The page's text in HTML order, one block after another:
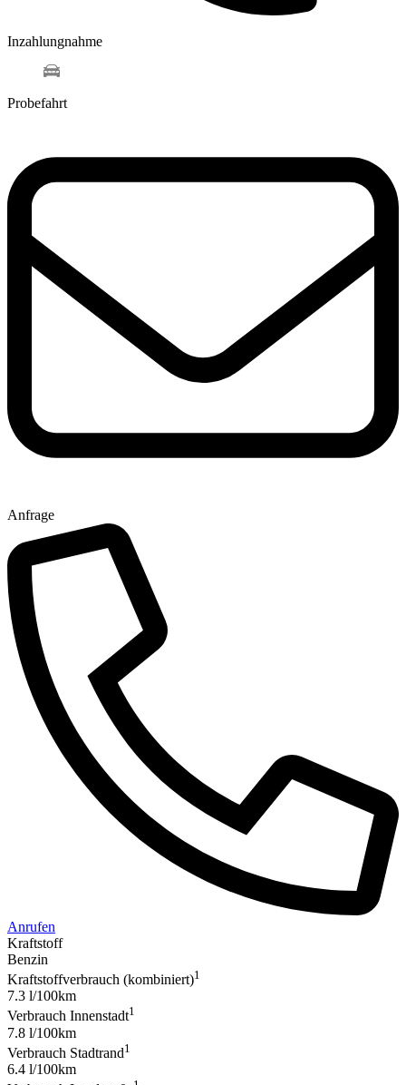
Inzahlungnahme
Probefahrt
Anfrage
Anrufen
Kraftstoff
Benzin
Kraftstoffverbrauch (kombiniert)1
7.3 l/100km
Verbrauch Innenstadt1
7.8 l/100km
Verbrauch Stadtrand1
6.4 l/100km